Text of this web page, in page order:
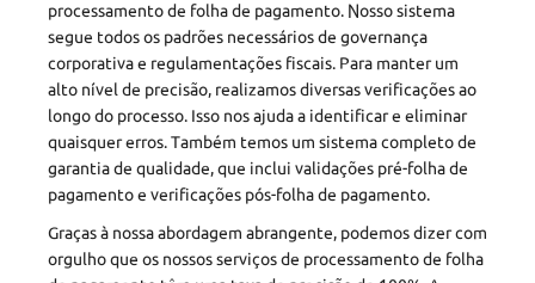
processamento de folha de pagamento. Nosso sistema
segue todos os padrões necessários de governança
corporativa e regulamentações fiscais. Para manter um
alto nível de precisão, realizamos diversas verificações ao
longo do processo. Isso nos ajuda a identificar e eliminar
quaisquer erros. Também temos um sistema completo de
garantia de qualidade, que inclui validações pré-folha de
pagamento e verificações pós-folha de pagamento.
Graças à nossa abordagem abrangente, podemos dizer com
orgulho que os nossos serviços de processamento de folha